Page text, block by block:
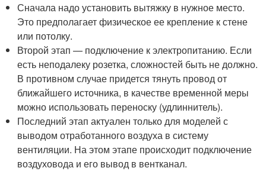
Сначала надо установить вытяжку в нужное место.
Это предполагает физическое ее крепление к стене
или потолку.
Второй этап — подключение к электропитанию. Если
есть неподалеку розетка, сложностей быть не должно.
В противном случае придется тянуть провод от
ближайшего источника, в качестве временной меры
можно использовать переноску (удлиннитель).
Последний этап актуален только для моделей с
выводом отработанного воздуха в систему
вентиляции. На этом этапе происходит подключение
воздуховода и его вывод в вентканал.